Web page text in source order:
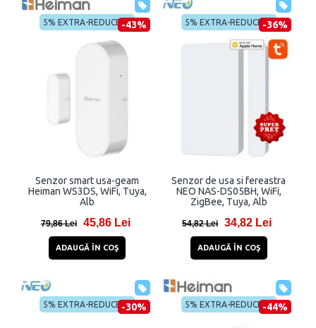
5% EXTRA-REDUCERE-43%
Senzor smart usa-geam
Heiman WS3DS, WiFi, Tuya,
Alb
79,86 Lei 45,86 Lei
ADAUGĂ ÎN COŞ
5% EXTRA-REDUCERE-36%
Senzor de usa si fereastra
NEO NAS-DS05BH, WiFi,
ZigBee, Tuya, Alb
54,82 Lei 34,82 Lei
ADAUGĂ ÎN COŞ
5% EXTRA-REDUCERE-30% 5% EXTRA-REDUCERE-44%